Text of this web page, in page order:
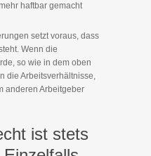
haftbar gemacht
setzt voraus, dass
Wenn die
so wie in dem oben
die Arbeitsverhältnisse,
anderen Arbeitgeber
ist stets